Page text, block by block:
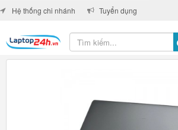
Hệ thống chi nhánh Tuyển dụng